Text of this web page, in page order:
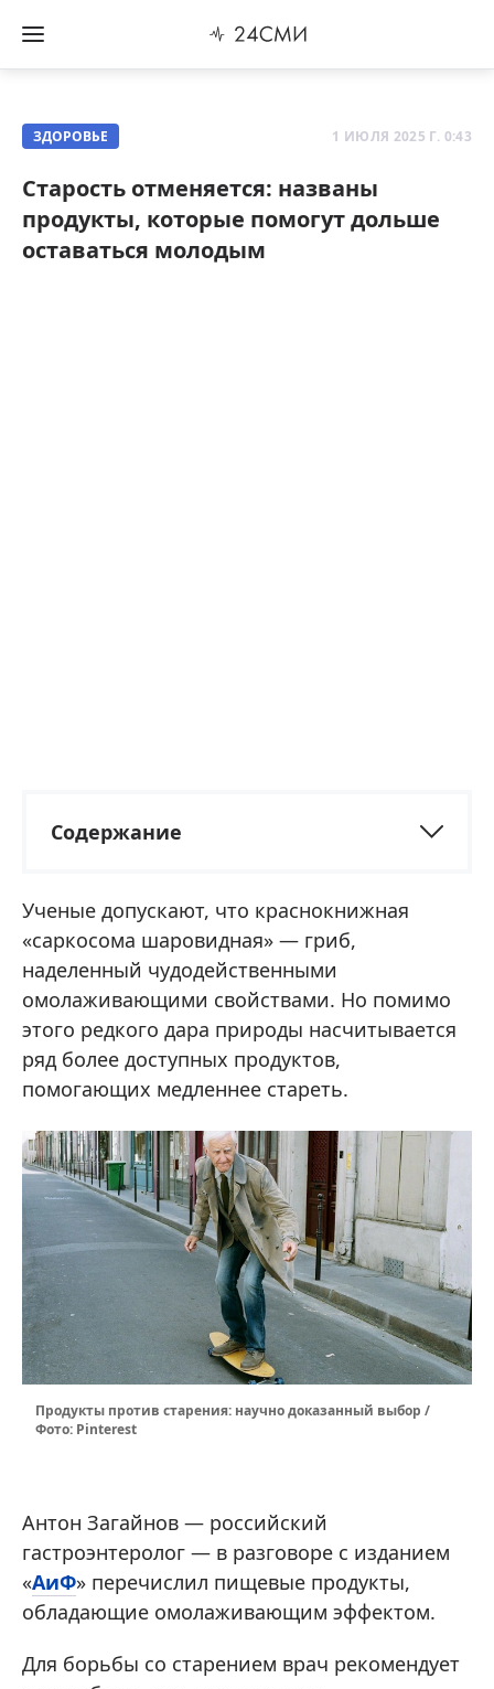
ЗДОРОВЬЕ 1 ИЮЛЯ 2025 Г. 0:43
Старость отменяется: названы
продукты, которые помогут дольше
оставаться молодым
Содержание
Ученые допускают, что краснокнижная
«саркосома шаровидная» — гриб,
наделенный чудодейственными
омолаживающими свойствами. Но помимо
этого редкого дара природы насчитывается
ряд более доступных продуктов,
помогающих медленнее стареть.
Продукты против старения: научно доказанный выбор /
Фото: Pinterest
Антон Загайнов — российский
гастроэнтеролог — в разговоре с изданием
«АиФ» перечислил пищевые продукты,
обладающие омолаживающим эффектом.
Для борьбы со старением врач рекомендует